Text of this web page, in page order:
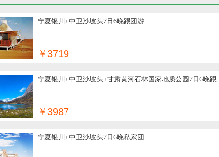
宁夏银川+中卫沙坡头7日6晚跟团游...
￥3719
宁夏银川+中卫沙坡头+甘肃黄河石林国家地质公园7日6晚跟
￥3987
宁夏银川+中卫沙坡头7日6晚私家团...